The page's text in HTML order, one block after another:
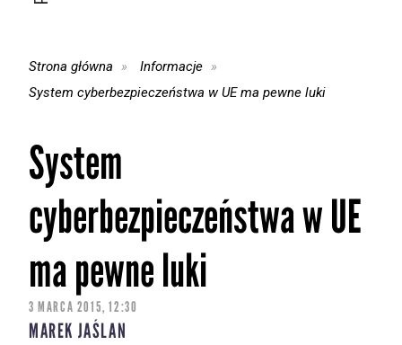
Strona główna
Informacje
System cyberbezpieczeństwa w UE ma pewne luki
System
cyberbezpieczeństwa w UE
ma pewne luki
3 MARCA 2015, 12:30
MAREK JAŚLAN